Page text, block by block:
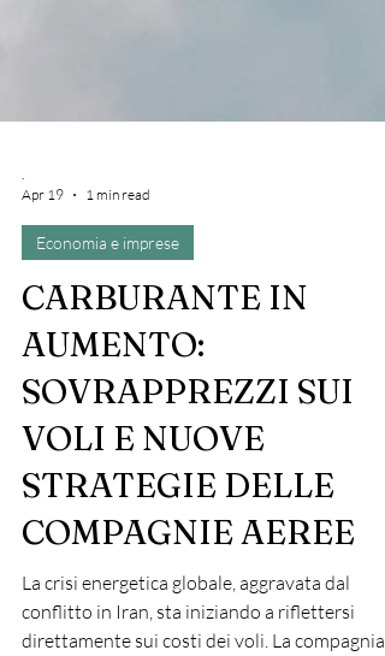
Apr 19
1 min read
Economia e imprese
CARBURANTE IN
AUMENTO:
SOVRAPPREZZI SUI
VOLI E NUOVE
STRATEGIE DELLE
COMPAGNIE AEREE
La crisi energetica globale, aggravata dal